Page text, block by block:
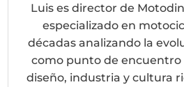
Luis es director de
especializado en
décadas analizando la
como punto de
diseño, industria y cultura